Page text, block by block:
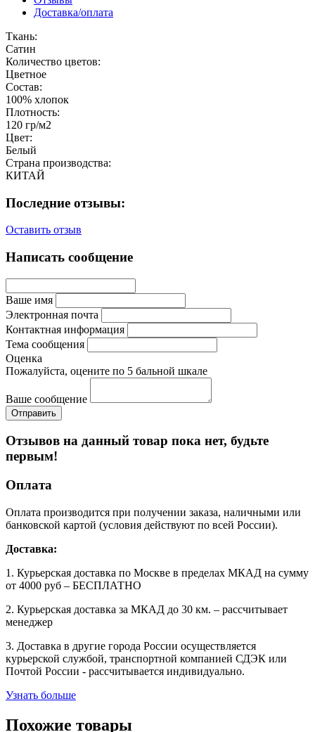
Доставка/оплата
Ткань:
Сатин
Количество цветов:
Цветное
Состав:
100% хлопок
Плотность:
120 гр/м2
Цвет:
Белый
Страна производства:
КИТАЙ
Последние отзывы:
Оставить отзыв
Написать сообщение
Ваше имя
Электронная почта
Контактная информация
Тема сообщения
Оценка
Пожалуйста, оцените по 5 бальной шкале
Ваше сообщение
Отзывов на данный товар пока нет, будьте
первым!
Оплата
Оплата производится при получении заказа, наличными или
банковской картой (условия действуют по всей России).
Доставка:
1. Курьерская доставка по Москве в пределах МКАД на сумму
от 4000 руб – БЕСПЛАТНО
2. Курьерская доставка за МКАД до 30 км. – рассчитывает
менеджер
3. Доставка в другие города России осуществляется
курьерской службой, транспортной компанией СДЭК или
Почтой России - рассчитывается индивидуально.
Узнать больше
Похожие товары